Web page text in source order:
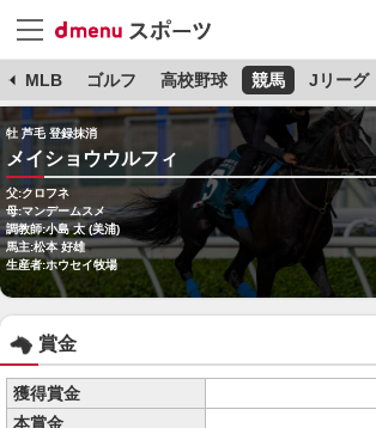
MLB ゴルフ 高校野球 競馬 Jリーグ
牡 芦毛 登録抹消
メイショウウルフィ
父:クロフネ
母:マンデームスメ
調教師:小島 太 (美浦)
馬主:松本 好雄
生産者:ホウセイ牧場
賞金
獲得賞金
本賞金